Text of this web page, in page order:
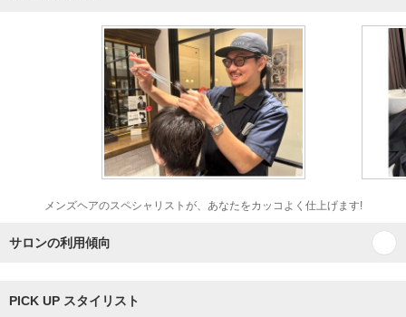
メンズヘアのスペシャリストが、あなたをカッコよく仕上げます!
サロンの利用傾向
PICK UP スタイリスト